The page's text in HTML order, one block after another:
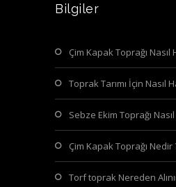
Bilgiler
Çim Kapak Toprağı Nasıl
Toprak Tarımı İçin Nasıl
Sebze Ekim Toprağı Nasıl
Çim Kapak Toprağı Nedir
Torf toprak Nereden